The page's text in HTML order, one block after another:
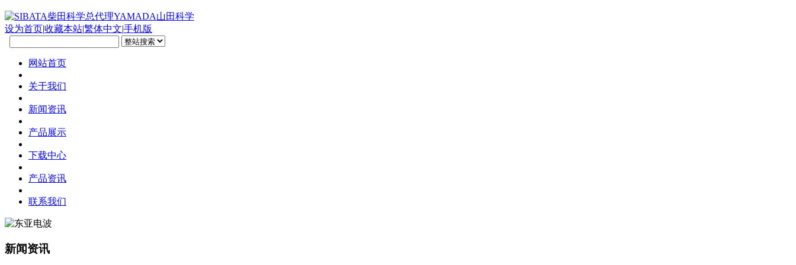
设为首页|收藏本站|繁体中文|手机版
网站首页
关于我们
新闻资讯
产品展示
下载中心
产品资讯
联系我们
新闻资讯